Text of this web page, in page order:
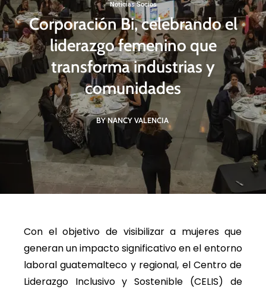
Noticias Socios
Corporación Bi, celebrando el
liderazgo femenino que
transforma industrias y
comunidades
BY NANCY VALENCIA
Con el objetivo de visibilizar a mujeres que
generan un impacto significativo en el entorno
laboral guatemalteco y regional, el Centro de
Liderazgo Inclusivo y Sostenible (CELIS) de